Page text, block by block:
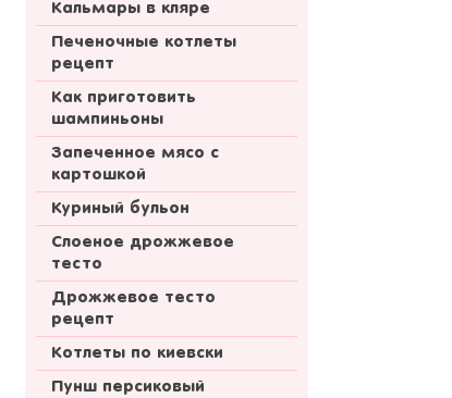
Кальмары в кляре
Печеночные котлеты
рецепт
Как приготовить
шампиньоны
Запеченное мясо с
картошкой
Куриный бульон
Слоеное дрожжевое
тесто
Дрожжевое тесто
рецепт
Котлеты по киевски
Пунш персиковый